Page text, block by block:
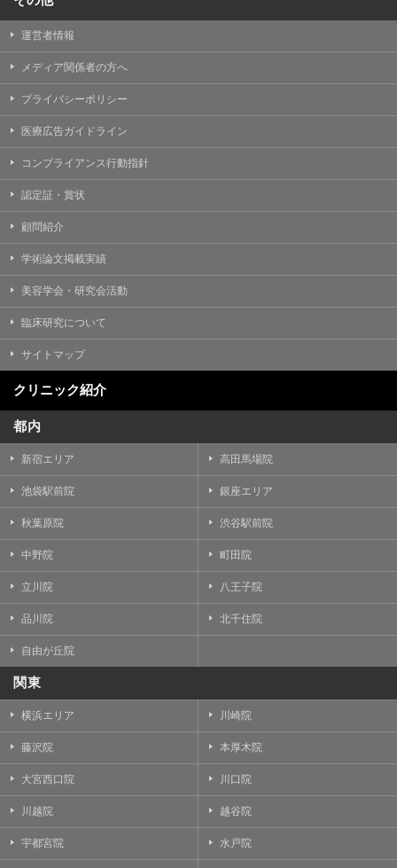
運営者情報
メディア関係者の方へ
プライバシーポリシー
医療広告ガイドライン
コンプライアンス行動指針
認定証・賞状
顧問紹介
学術論文掲載実績
美容学会・研究会活動
臨床研究について
サイトマップ
クリニック紹介
都内
新宿エリア 高田馬場院
池袋駅前院 銀座エリア
秋葉原院 渋谷駅前院
中野院 町田院
立川院 八王子院
品川院 北千住院
自由が丘院
関東
横浜エリア 川崎院
藤沢院 本厚木院
大宮西口院 川口院
川越院 越谷院
宇都宮院 水戸院